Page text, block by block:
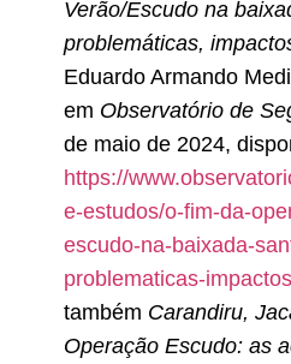
Verão/Escudo na
problemáticas,
Eduardo Armando
em Observatório de
de maio de 2024,
https://
e-estudos/o-fim-da-
escudo-na-baixada-
problematicas-
também Carandiru,
Operação Escudo: as